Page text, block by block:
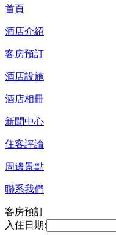
首頁
酒店介紹
客房預訂
酒店設施
酒店相冊
新聞中心
住客評論
周邊景點
聯系我們
客房預訂
入住日期: